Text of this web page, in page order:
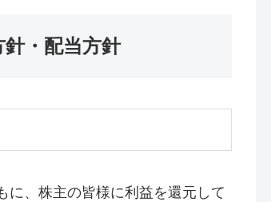
・配当方針
に、株主の皆様に利益を還元して